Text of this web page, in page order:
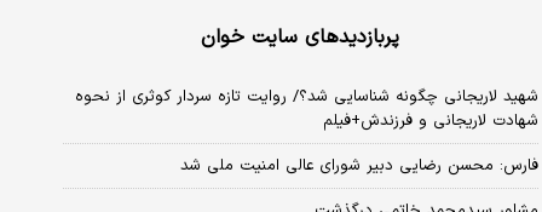
پربازدیدهای سایت خوان
شهید لاریجانی چگونه شناسایی شد؟/ روایت تازه سردار کوثری از نحوه
شهادت لاریجانی و فرزندش+فیلم
فارس: محسن رضایی دبیر شورای عالی امنیت ملی شد